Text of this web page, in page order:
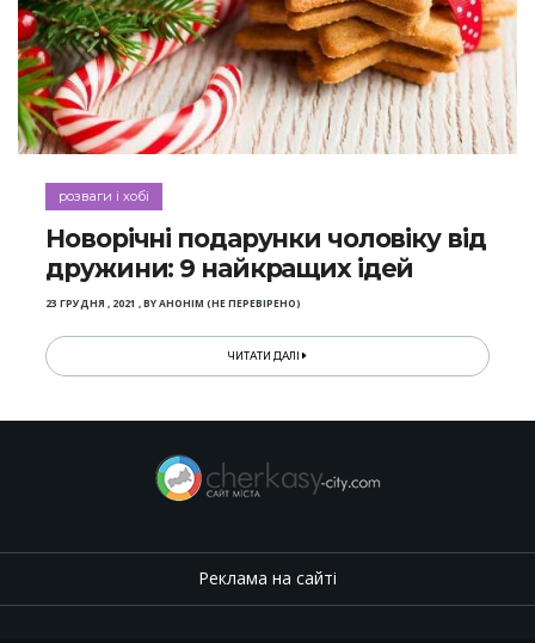
розваги і хобі
Новорічні подарунки чоловіку від
дружини: 9 найкращих ідей
23 ГРУДНЯ , 2021 ,BYАНОНІМ (НЕ ПЕРЕВІРЕНО)
ЧИТАТИ ДАЛІ
Реклама на сайті